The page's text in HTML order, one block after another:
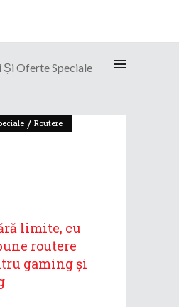
Și Oferte Speciale
/ Routere
limite, cu
routere
gaming și